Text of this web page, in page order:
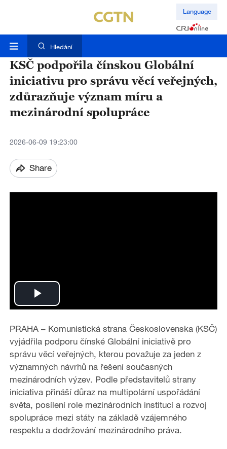
Language
Hledání
KSČ podpořila čínskou Globální
iniciativu pro správu věcí veřejných,
zdůrazňuje význam míru a
mezinárodní spolupráce
2026-06-09 19:23:00
Share
P
l
a
y
V
i
PRAHA – Komunistická strana Československa (KSČ)
vyjádřila podporu čínské Globální iniciativě pro
správu věcí veřejných, kterou považuje za jeden z
významných návrhů na řešení současných
mezinárodních výzev. Podle představitelů strany
iniciativa přináší důraz na multipolární uspořádání
světa, posílení role mezinárodních institucí a rozvoj
spolupráce mezi státy na základě vzájemného
respektu a dodržování mezinárodního práva.